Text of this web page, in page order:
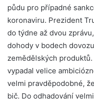
půdu pro případné
koronaviru. Prezident
do týdne až dvou
dohody v bodech
zemědělských
vypadal velice
velmi pravděpodobné,
bič. Do odhadování